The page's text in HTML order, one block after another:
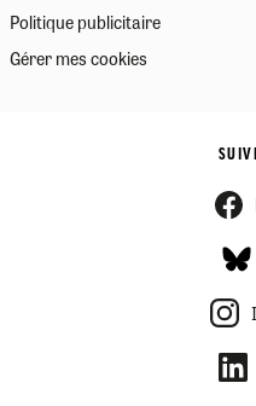
Politique publicitaire
Gérer mes cookies